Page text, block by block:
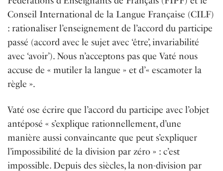
Conseil International de la Langue Française (CILF)
: rationaliser l’enseignement de l’accord du participe
passé (accord avec le sujet avec ‘être’, invariabilité
avec ‘avoir’). Nous n’acceptons pas que Vaté nous
accuse de « mutiler la langue » et d’« escamoter la
règle ».
Vaté ose écrire que l’accord du participe avec l’objet
antéposé « s’explique rationnellement, d’une
manière aussi convaincante que peut s’expliquer
l’impossibilité de la division par zéro » : c’est
impossible. Depuis des siècles, la non-division par